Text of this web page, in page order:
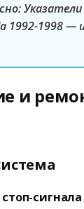
1992-1998 —
и
сигнала